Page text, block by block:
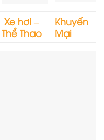
Xe hơi –
Thể Thao
Khuyến
Mại